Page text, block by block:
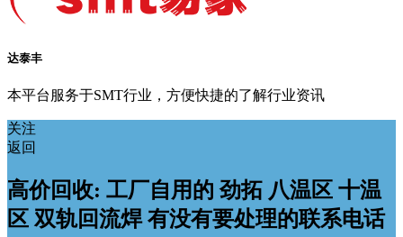
达泰丰
本平台服务于SMT行业，方便快捷的了解行业资讯
关注
返回
高价回收: 工厂自用的 劲拓 八温区 十温
区 双轨回流焊 有没有要处理的联系电话